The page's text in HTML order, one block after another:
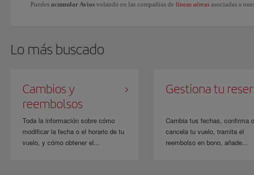
Puedes acumular Avios volando en las compañías de líneas aéreas asociadas a
Lo más buscado
Cambios y
reembolsos
Toda la información sobre cómo
modificar la fecha o el horario de tu
vuelo, y cómo obtener el...
Gestiona tu
Cambia tus fechas, confirma o
cancela tu vuelo, tramita el
reembolso en bono, añade...